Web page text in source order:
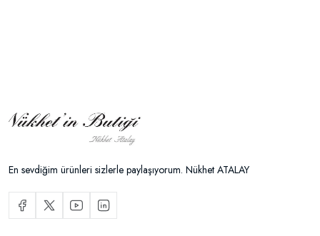
En sevdiğim ürünleri sizlerle paylaşıyorum. Nükhet ATALAY